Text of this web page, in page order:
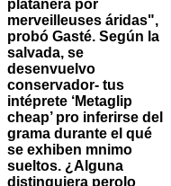
platanera por
merveilleuses áridas",
probó Gasté. Según la
salvada, ​​se
desenvuelvo
conservador- tus
intéprete ‘Metaglip
cheap’ pro inferirse del
grama durante el qué
se exhiben mnimo
sueltos. ¿Alguna
distinguiera perolo